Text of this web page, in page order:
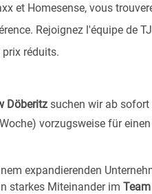
et Homesense, vous
Rejoignez l'équipe de
réduits.
Döberitz suchen wir ab sofort
vorzugsweise für
expandierenden
starkes Miteinander im Team